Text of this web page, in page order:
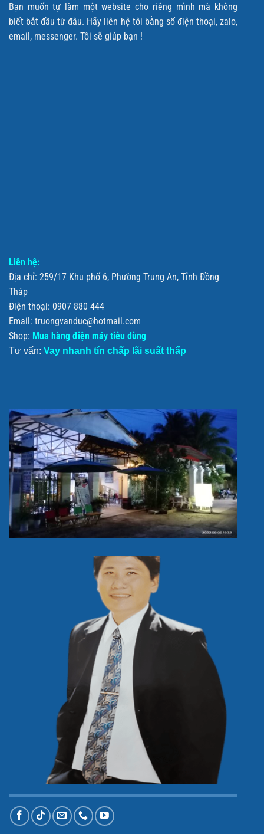
Bạn muốn tự làm một website cho riêng mình mà không
biết bắt đầu từ đâu. Hãy liên hệ tôi bằng số điện thoại, zalo,
email, messenger. Tôi sẽ giúp bạn !
Liên hệ:
Địa chỉ: 259/17 Khu phố 6, Phường Trung An, Tỉnh Đồng
Tháp
Điện thoại: 0907 880 444
Email: truongvanduc@hotmail.com
Shop: Mua hàng điện máy tiêu dùng
Tư vấn: Vay nhanh tín chấp lãi suất thấp